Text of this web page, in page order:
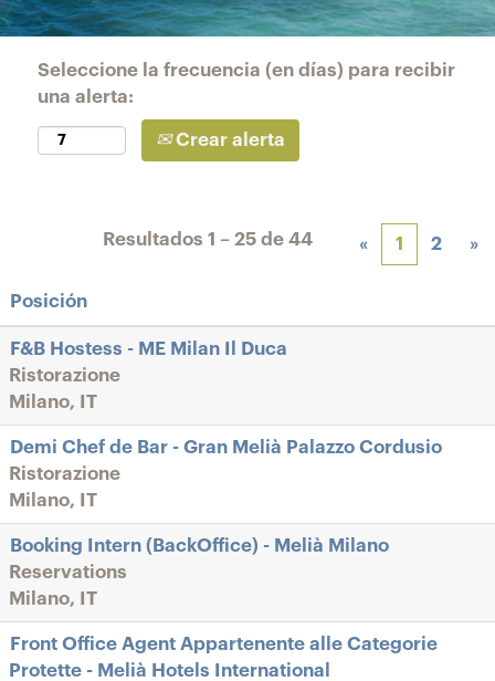
Seleccione la frecuencia (en días) para recibir
una alerta:
Crear alerta
Resultados 1 – 25 de 44 « 1 2 »
Posición
F&B Hostess - ME Milan Il Duca
Ristorazione
Milano, IT
Demi Chef de Bar - Gran Melià Palazzo Cordusio
Ristorazione
Milano, IT
Booking Intern (BackOffice) - Melià Milano
Reservations
Milano, IT
Front Office Agent Appartenente alle Categorie
Protette - Melià Hotels International